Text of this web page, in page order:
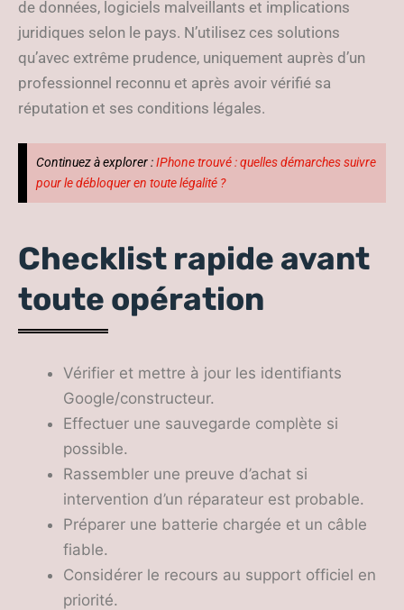
de données, logiciels malveillants et implications
juridiques selon le pays. N’utilisez ces solutions
qu’avec extrême prudence, uniquement auprès d’un
professionnel reconnu et après avoir vérifié sa
réputation et ses conditions légales.
Continuez à explorer :IPhone trouvé : quelles démarches suivre
pour le débloquer en toute légalité ?
Checklist rapide avant
toute opération
Vérifier et mettre à jour les identifiants
Google/constructeur.
Effectuer une sauvegarde complète si
possible.
Rassembler une preuve d’achat si
intervention d’un réparateur est probable.
Préparer une batterie chargée et un câble
fiable.
Considérer le recours au support officiel en
priorité.